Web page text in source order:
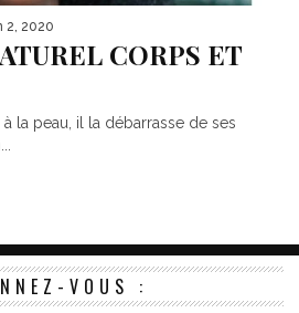
2, 2020
CORPS ET
la peau, il la débarrasse de ses
VOUS :